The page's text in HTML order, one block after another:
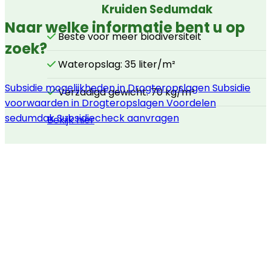
Kruiden Sedumdak
Beste voor meer biodiversiteit
Wateropslag: 35 liter/m²
Verzadigd gewicht: 70 kg/m²
Bekijk hier
Naar welke informatie bent u op
zoek?
Subsidie mogelijkheden in DrogteropslagenSubsidie
voorwaarden in DrogteropslagenVoordelen
sedumdakSubsidiecheck aanvragen